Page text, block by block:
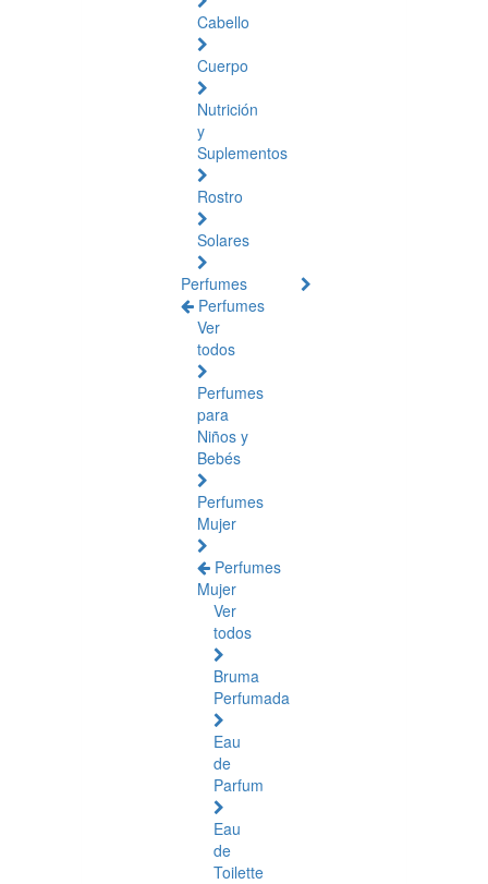
Cabello
Cuerpo
Nutrición
y
Suplementos
Rostro
Solares
Perfumes
Perfumes
Ver
todos
Perfumes
para
Niños y
Bebés
Perfumes
Mujer
Perfumes
Mujer
Ver
todos
Bruma
Perfumada
Eau
de
Parfum
Eau
de
Toilette